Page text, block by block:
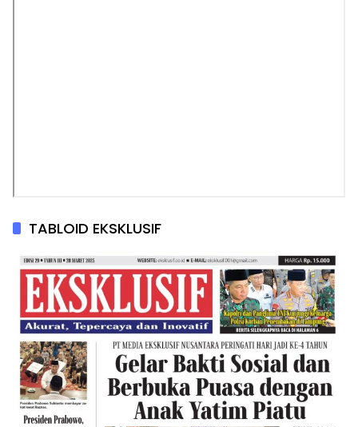
TABLOID EKSKLUSIF